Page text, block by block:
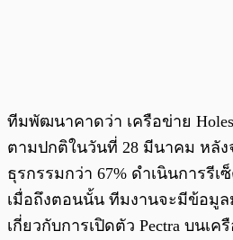
ทีมพัฒนาคาดว่า เครือข่าย
ตามปกติในวันที่ 28 มีนาคม หลั
ธุรกรรมกว่า 67% ดำเนินการรี
เมื่อถึงตอนนั้น ทีมงานจะมีข้อมู
เกี่ยวกับการเปิดตัว Pectra บนเ